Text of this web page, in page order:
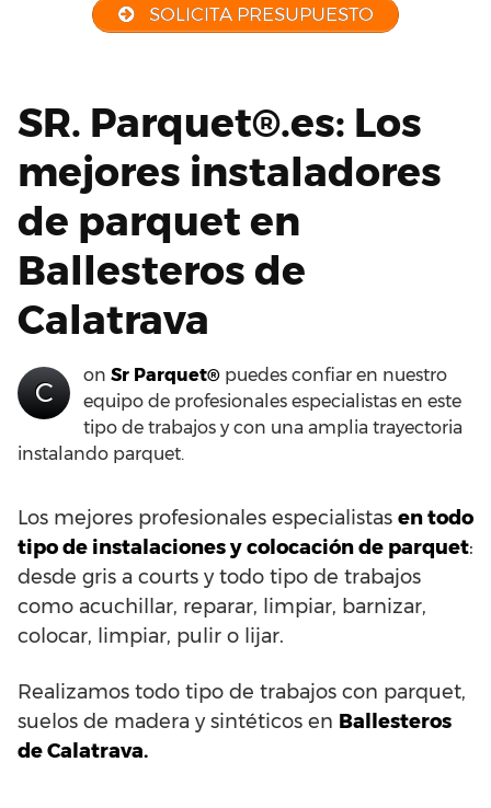
SOLICITA PRESUPUESTO
SR. Parquet®.es: Los
mejores instaladores
de parquet en
Ballesteros de
Calatrava
C
on Sr Parquet® puedes confiar en nuestro
equipo de profesionales especialistas en este
tipo de trabajos y con una amplia trayectoria
instalando parquet.
Los mejores profesionales especialistas en todo
tipo de instalaciones y colocación de parquet:
desde gris a courts y todo tipo de trabajos
como acuchillar, reparar, limpiar, barnizar,
colocar, limpiar, pulir o lijar.
Realizamos todo tipo de trabajos con parquet,
suelos de madera y sintéticos en Ballesteros
de Calatrava.